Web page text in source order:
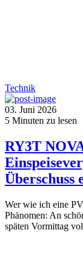
Technik
03. Juni 2026
5 Minuten zu lesen
RY3T
Überschuss
Wer wie ich eine
Phänomen: An
späten Vormittag